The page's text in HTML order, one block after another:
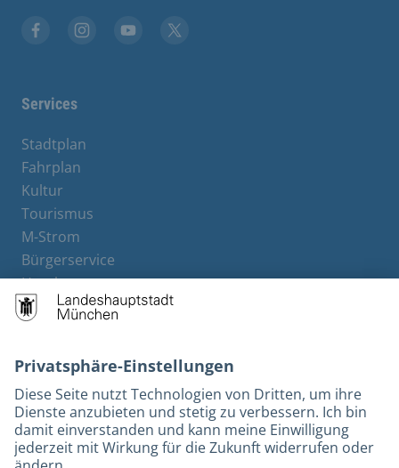
Services
Stadtplan
Fahrplan
Kultur
Tourismus
M-Strom
Bürgerservice
Hotels
Barrierefreiheit
Leichte Sprache
Gebärdensprache
Datenschutz